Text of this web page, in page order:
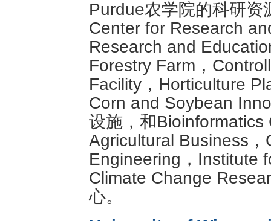
Purdue农学院的科研
Center for Research
Research and
Forestry Farm，
Facility，Horticulture
Corn and Soybean
设施，和
Agricultural Business
Engineering，Institute
Climate Change
心。